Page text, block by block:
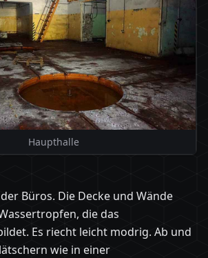
Haupthalle
Büros. Die Decke und Wände
die das
Es riecht leicht modrig. Ab und
wie in einer